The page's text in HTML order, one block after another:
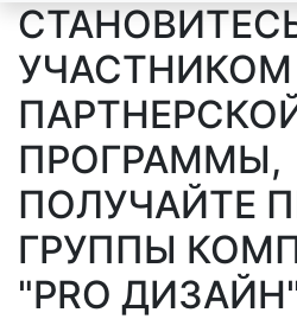
УЧАСТНИКОМ
ПРОГРАММЫ,
ПОЛУЧАЙТЕ
ГРУППЫ
"PRO